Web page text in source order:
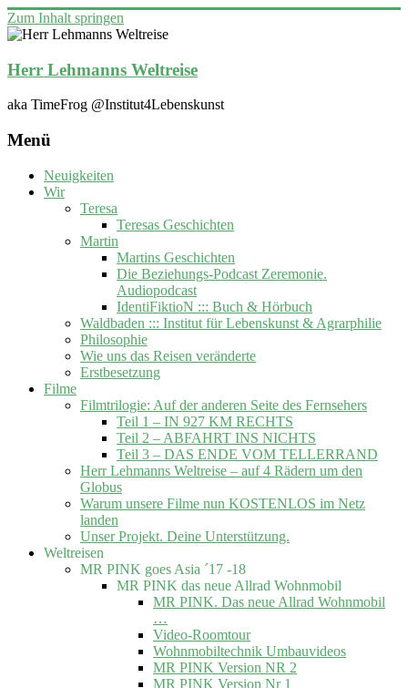
Zum Inhalt springen
Herr Lehmanns Weltreise
aka TimeFrog @Institut4Lebenskunst
Menü
Neuigkeiten
Wir
Teresa
Teresas Geschichten
Martin
Martins Geschichten
Die Beziehungs-Podcast Zeremonie.
Audiopodcast
IdentiFiktioN ::: Buch & Hörbuch
Waldbaden ::: Institut für Lebenskunst & Agrarphilie
Philosophie
Wie uns das Reisen veränderte
Erstbesetzung
Filme
Filmtrilogie: Auf der anderen Seite des Fernsehers
Teil 1 – IN 927 KM RECHTS
Teil 2 – ABFAHRT INS NICHTS
Teil 3 – DAS ENDE VOM TELLERRAND
Herr Lehmanns Weltreise – auf 4 Rädern um den
Globus
Warum unsere Filme nun KOSTENLOS im Netz
landen
Unser Projekt. Deine Unterstützung.
Weltreisen
MR PINK goes Asia ´17 -18
MR PINK das neue Allrad Wohnmobil
MR PINK. Das neue Allrad Wohnmobil
…
Video-Roomtour
Wohnmobiltechnik Umbauvideos
MR PINK Version NR 2
MR PINK Version Nr 1